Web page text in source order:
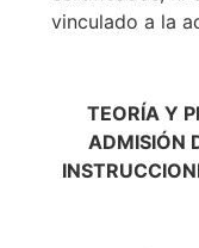
vinculado a la
TEORÍA Y
ADMISIÓN